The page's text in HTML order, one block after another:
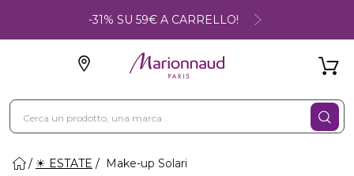
-31% SU 59€ A CARRELLO!
☀ ESTATE Make-up Solari